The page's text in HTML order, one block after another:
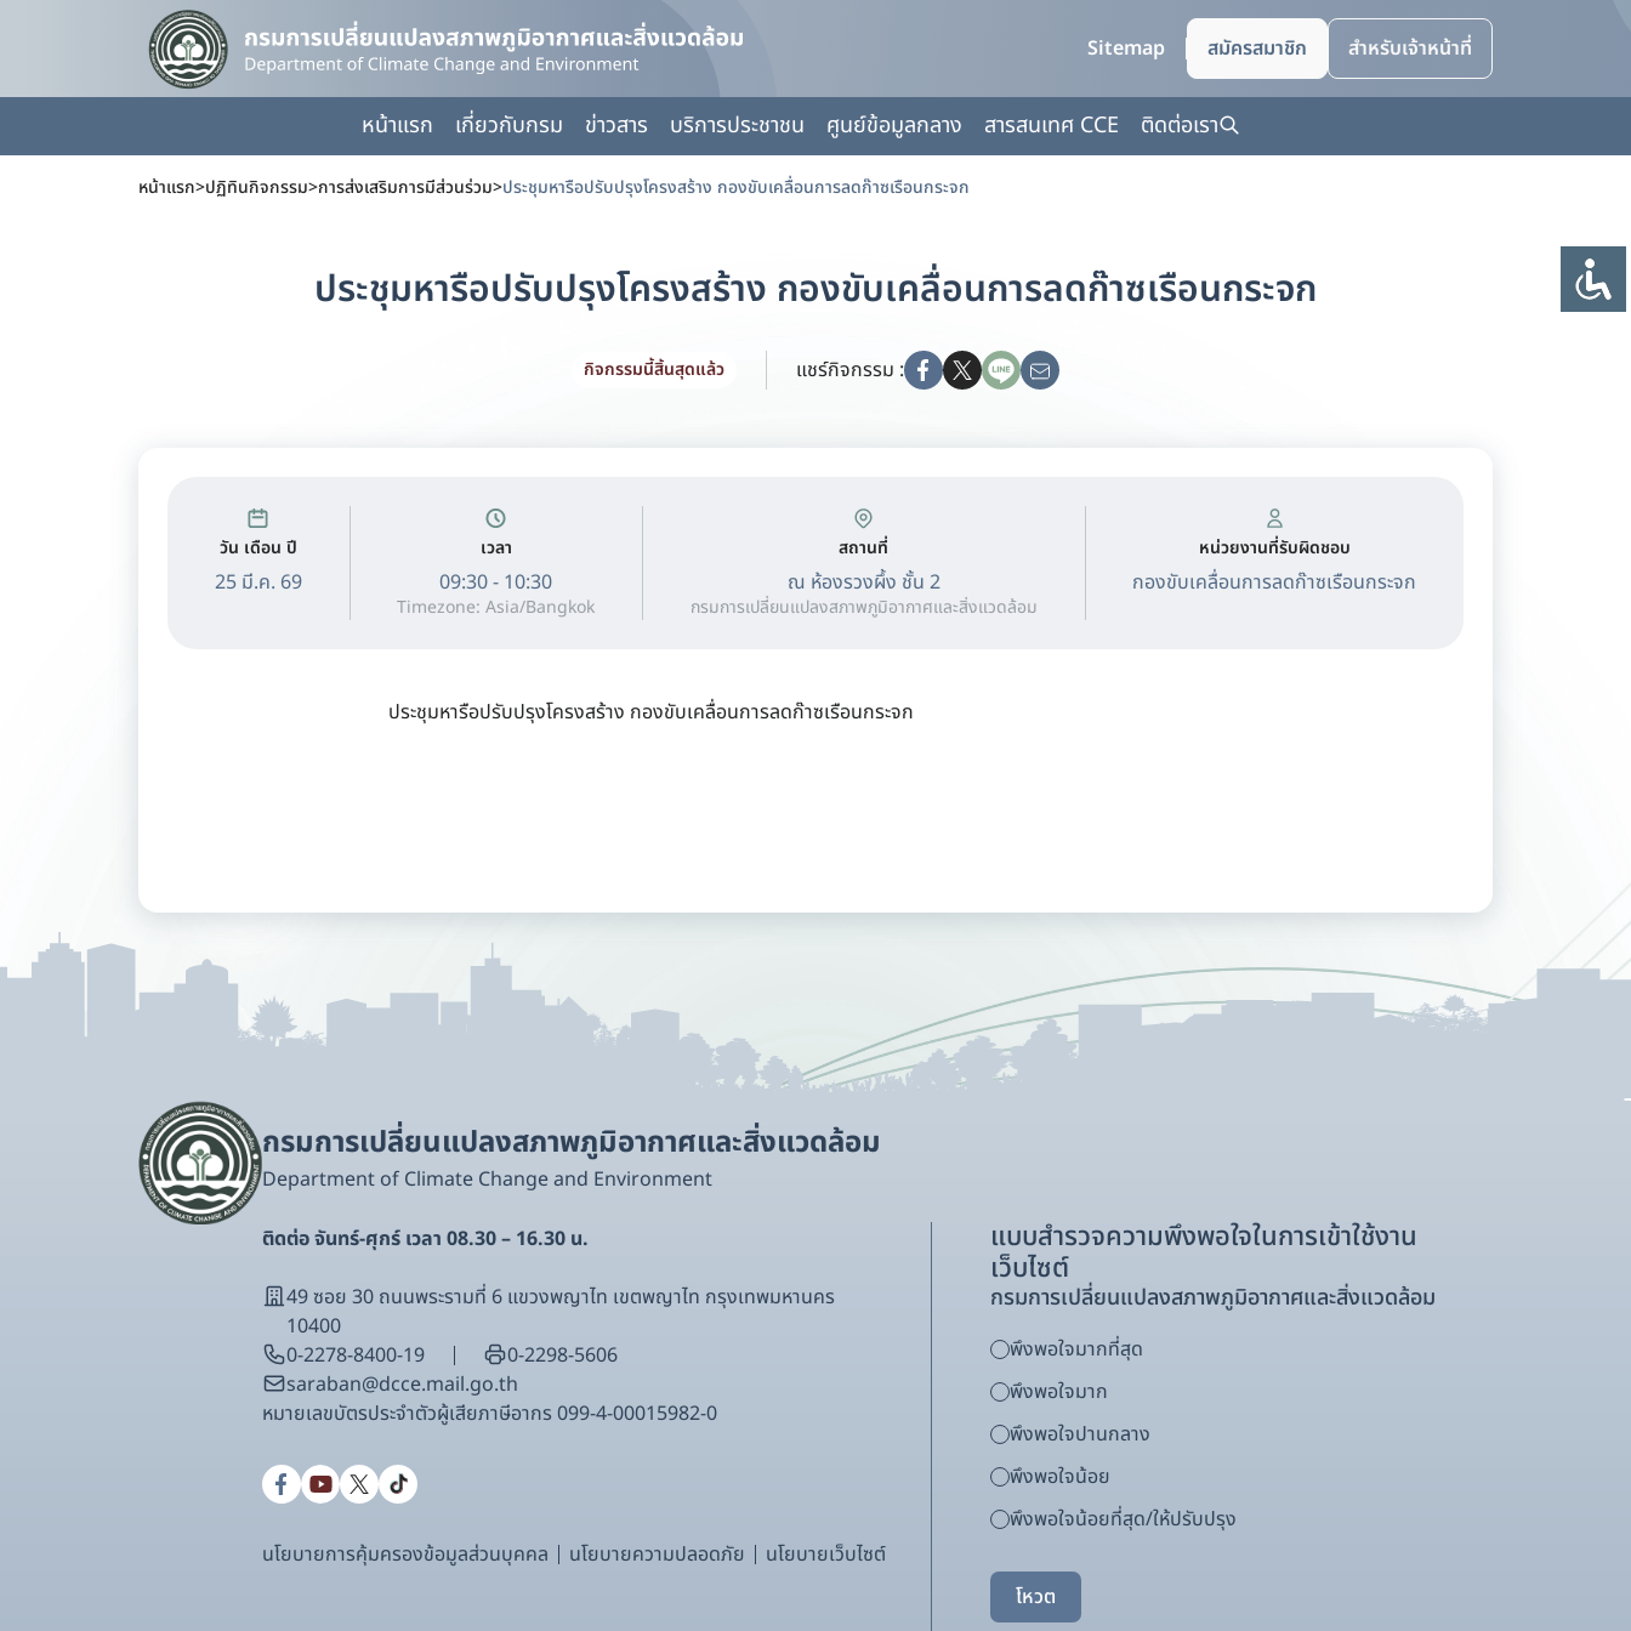
Sitemap สมัครสมาชิก สำหรับเจ้าหน้าที่
หน้าแรก เกี่ยวกับกรม ข่าวสาร บริการประชาชน ศูนย์ข้อมูลกลาง สารสนเทศ CCE ติดต่อเรา
หน้าแรก>ปฏิทินกิจกรรม>การส่งเสริมการมีส่วนร่วม>ประชุมหารือปรับปรุงโครงสร้าง กองขับเคลื่อนการลดก๊าซเรือนกระจก
ประชุมหารือปรับปรุงโครงสร้าง กองขับเคลื่อนการลดก๊าซเรือนกระจก
กิจกรรมนี้สิ้นสุดแล้ว แชร์กิจกรรม :
วัน เดือน ปี
25 มี.ค. 69
เวลา
09:30 - 10:30
Timezone: Asia/Bangkok
สถานที่
ณ ห้องรวงผึ้ง ชั้น 2
กรมการเปลี่ยนแปลงสภาพภูมิอากาศและสิ่งแวดล้อม
หน่วยงานที่รับผิดชอบ
กองขับเคลื่อนการลดก๊าซเรือนกระจก
ประชุมหารือปรับปรุงโครงสร้าง กองขับเคลื่อนการลดก๊าซเรือนกระจก
กรมการเปลี่ยนแปลงสภาพภูมิอากาศและสิ่งแวดล้อม
Department of Climate Change and Environment
ติดต่อ จันทร์-ศุกร์ เวลา 08.30 – 16.30 น.
49 ซอย 30 ถนนพระรามที่ 6 แขวงพญาไท เขตพญาไท กรุงเทพมหานคร
10400
0-2278-8400-19
0-2298-5606
saraban@dcce.mail.go.th
หมายเลขบัตรประจําตัวผู้เสียภาษีอากร 099-4-00015982-0
นโยบายการคุ้มครองข้อมูลส่วนบุคคล นโยบายความปลอดภัย นโยบายเว็บไซต์
แบบสำรวจความพึงพอใจในการเข้าใช้งาน
เว็บไซต์
กรมการเปลี่ยนแปลงสภาพภูมิอากาศและสิ่งแวดล้อม
พึงพอใจมากที่สุด
พึงพอใจมาก
พึงพอใจปานกลาง
พึงพอใจน้อย
พึงพอใจน้อยที่สุด/ให้ปรับปรุง
โหวต